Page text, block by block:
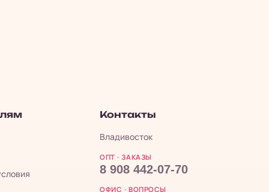
Контакты
Владивосток
ОПТ · ЗАКАЗЫ
8 908 442-07-70
ОФИС · ВОПРОСЫ